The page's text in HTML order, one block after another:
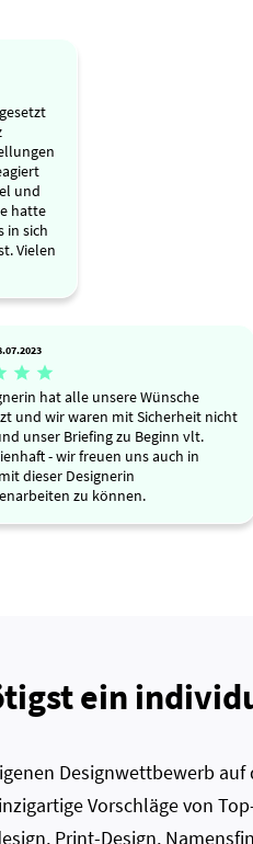
und
hatte
in sich
Vielen
 
hat alle unsere Wünsche
und wir waren mit Sicherheit nicht
unser Briefing zu Beginn vlt.
- wir freuen uns auch in
dieser Designerin
zu können.
ein
Designwettbewerb
Vorschläge von
Print-Design,